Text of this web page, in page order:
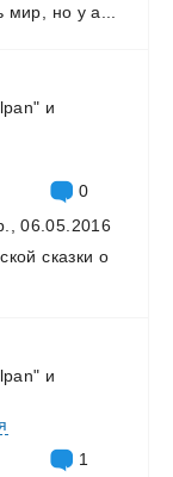
мир, но у а...
и
0
06.05.2016
сказки о
и
1